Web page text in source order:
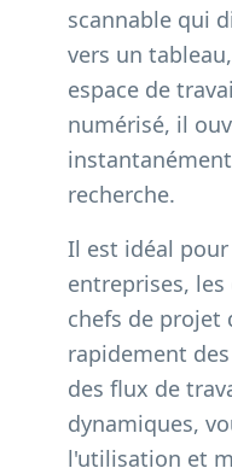
scannable qui
vers un
espace de
numérisé, il
recherche.
Il est idéal
entreprises,
chefs de projet
rapidement
des flux de
dynamiques,
l'utilisation et